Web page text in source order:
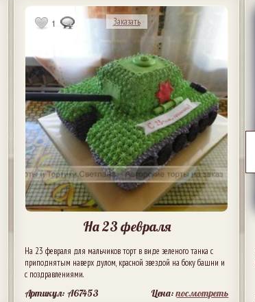
1 Заказать
На 23 февраля
На 23 февраля для мальчиков торт в виде зеленого танка с
приподнятым наверх дулом, красной звездой на боку башни и
с поздравлениями.
Артикул: A67453 Цена:посмотреть